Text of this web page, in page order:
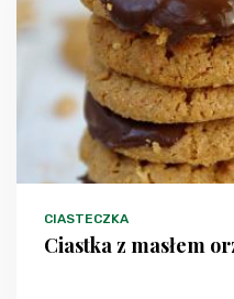
CIASTECZKA
Ciastka z masłem